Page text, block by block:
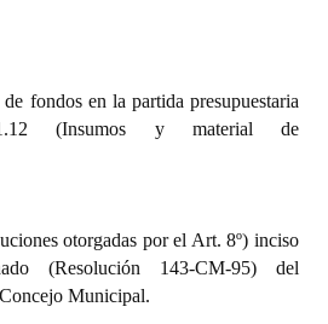
fondos en la partida presupuestaria
(Insumos y material de
otorgadas por el Art. 8º) inciso
(Resolución 143-CM-95) del
Municipal.